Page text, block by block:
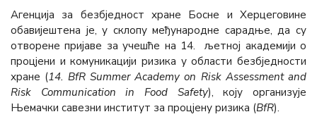
Агенција за безбједност хране Босне и Херцеговине
обавијештена је, у склопу међународне сарадње, да су
отворене пријаве за учешће на 14. љетној академији о
процјени и комуникацији ризика у области безбједности
хране (14. BfR Summer Academy on Risk Assessment and
Risk Communication in Food Safety), коју организује
Њемачки савезни институт за процјену ризика (BfR).